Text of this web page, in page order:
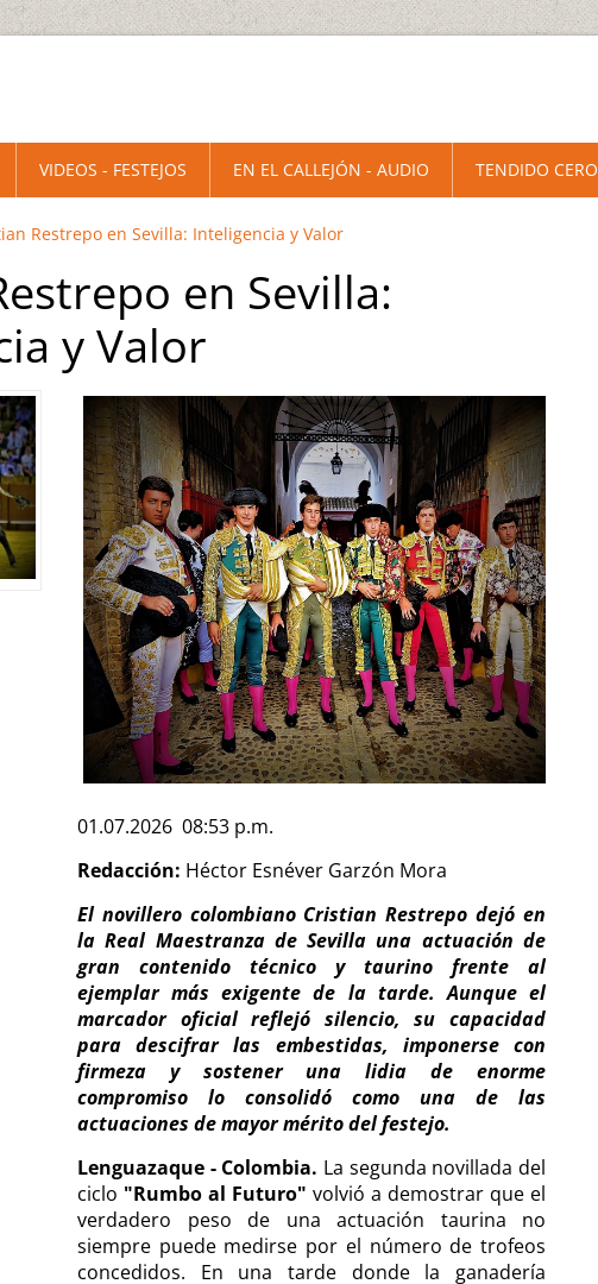
Restrepo en Sevilla: Inteligencia y Valor
en Sevilla:
y Valor
01.07.2026 08:53 p.m.
Redacción: Héctor Esnéver Garzón Mora
El novillero colombiano Cristian Restrepo dejó en
la Real Maestranza de Sevilla una actuación de
gran contenido técnico y taurino frente al
ejemplar más exigente de la tarde. Aunque el
marcador oficial reflejó silencio, su capacidad
para descifrar las embestidas, imponerse con
firmeza y sostener una lidia de enorme
compromiso lo consolidó como una de las
actuaciones de mayor mérito del festejo.
Lenguazaque - Colombia. La segunda novillada del
ciclo "Rumbo al Futuro" volvió a demostrar que el
verdadero peso de una actuación taurina no
siempre puede medirse por el número de trofeos
concedidos. En una tarde donde la ganadería
VIDEOS - FESTEJOS EN EL CALLEJÓN - AUDIO TENDIDO CERO